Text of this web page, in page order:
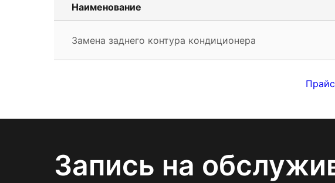
Наименование
Замена заднего контура кондиционера
Запись на